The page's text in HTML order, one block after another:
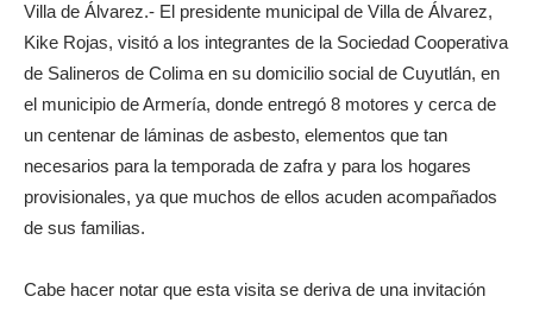
Villa de Álvarez.- El presidente municipal de Villa de Álvarez,
Kike Rojas, visitó a los integrantes de la Sociedad Cooperativa
de Salineros de Colima en su domicilio social de Cuyutlán, en
el municipio de Armería, donde entregó 8 motores y cerca de
un centenar de láminas de asbesto, elementos que tan
necesarios para la temporada de zafra y para los hogares
provisionales, ya que muchos de ellos acuden acompañados
de sus familias.
Cabe hacer notar que esta visita se deriva de una invitación